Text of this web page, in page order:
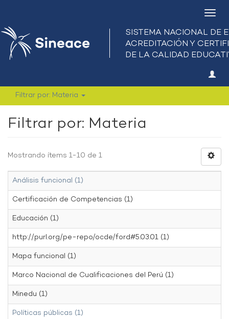
Filtrar por: Materia
Filtrar por: Materia
Mostrando ítems 1-10 de 1
Análisis funcional (1)
Certificación de Competencias (1)
Educación (1)
http://purl.org/pe-repo/ocde/ford#5.03.01 (1)
Mapa funcional (1)
Marco Nacional de Cualificaciones del Perú (1)
Minedu (1)
Políticas públicas (1)